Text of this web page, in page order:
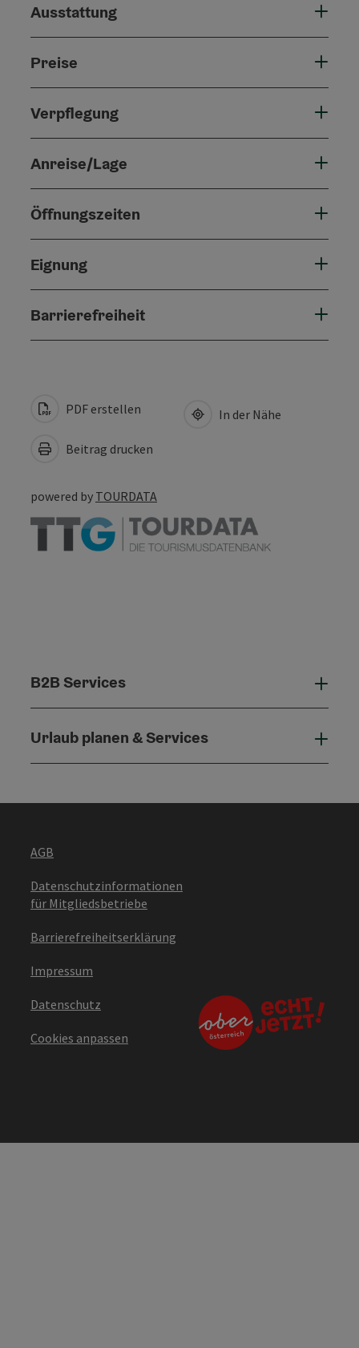
Ausstattung
Preise
Verpflegung
Anreise/Lage
Öffnungszeiten
Eignung
Barrierefreiheit
PDF erstellen
Beitrag drucken
In der Nähe
powered by TOURDATA
B2B Services
Urlaub planen & Services
AGB
Datenschutzinformationen
für Mitgliedsbetriebe
Barrierefreiheitserklärung
Impressum
Datenschutz
Cookies anpassen